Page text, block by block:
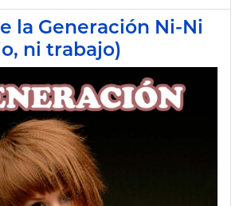
la Generación Ni-Ni
ni trabajo)